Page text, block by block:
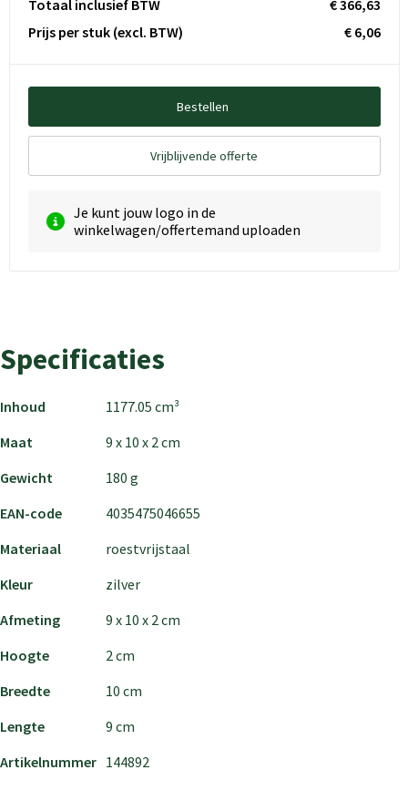
Totaal inclusief BTW
€ 366,63
Prijs per stuk (excl. BTW) € 6,06
Bestellen
Vrijblijvende offerte
Je kunt jouw logo in de
winkelwagen/offertemand uploaden
Specificaties
Inhoud
1177.05 cm³
Maat
9 x 10 x 2 cm
Gewicht
180 g
EAN-code
4035475046655
Materiaal
roestvrijstaal
Kleur
zilver
Afmeting
9 x 10 x 2 cm
Hoogte
2 cm
Breedte
10 cm
Lengte
9 cm
Artikelnummer 144892